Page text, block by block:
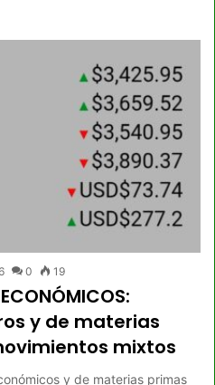
0 19
y de materias
mixtos
y de materias primas